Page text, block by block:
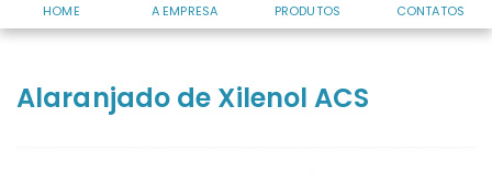
HOME A EMPRESA PRODUTOS CONTATOS
Alaranjado de Xilenol ACS